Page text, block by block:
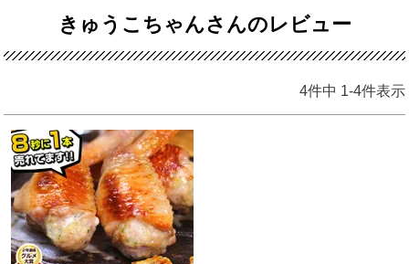
きゅうこちゃんさんのレビュー
4件中 1-4件表示